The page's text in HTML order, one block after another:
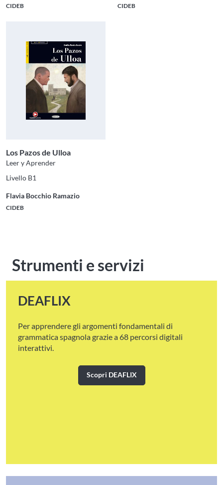
CIDEB CIDEB
Los Pazos de Ulloa
Leer y Aprender
Livello B1
Flavia Bocchio Ramazio
CIDEB
Strumenti e servizi
DEAFLIX
Per apprendere gli argomenti fondamentali di
grammatica spagnola grazie a 68 percorsi digitali
interattivi.
Scopri DEAFLIX